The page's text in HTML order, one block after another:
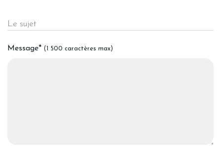
Le sujet
Message* (1 500 caractères max)